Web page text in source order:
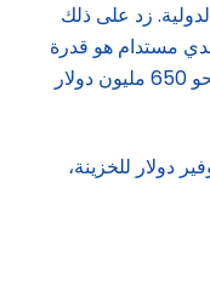
الدولية. زد على ذلك
دليل على أن الاستقرار النقدي مستدام هو قدرة
مصرف لبنان على جمع ملياري دولار في سنة واحدة حتى وصلت موجوداته الخارجية إلى نحو 10.5 مليار دولار حاليا، في حين أن حجم الكتلة النقدية بالليرة المتداولة يمكن شراؤها بنحو 650 مليون دولار
دولار للخزينة،